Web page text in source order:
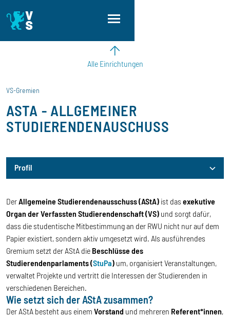
Alle Einrichtungen
VS-Gremien
ASTA - ALLGEMEINER
STUDIERENDENAUSCHUSS
Profil
Profil
DerAllgemeine Studierendenausschuss (AStA) ist das exekutive
Organ der Verfassten Studierendenschaft (VS) und sorgt dafür,
dass die studentische Mitbestimmung an der RWU nicht nur auf dem
Papier existiert, sondern aktiv umgesetzt wird. Als ausführendes
Gremium setzt der AStA die Beschlüsse des
Studierendenparlaments (StuPa) um, organisiert Veranstaltungen,
verwaltet Projekte und vertritt die Interessen der Studierenden in
verschiedenen Bereichen.
Wie setzt sich der AStA zusammen?
Der AStA besteht aus einem Vorstand und mehreren Referent*innen,